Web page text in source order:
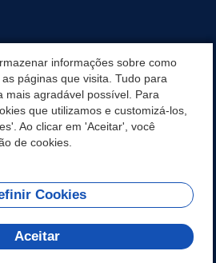
informações sobre como
páginas que visita. Tudo para
mais agradável possível. Para
que utilizamos e customizá-los,
Ao clicar em 'Aceitar', você
de cookies.
Cookies
Aceitar